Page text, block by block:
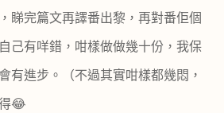
睇完篇文再譯番出黎，再對番佢個
己有咩錯，咁樣做做幾十份，我保
有進步。（不過其實咁樣都幾悶，
😂